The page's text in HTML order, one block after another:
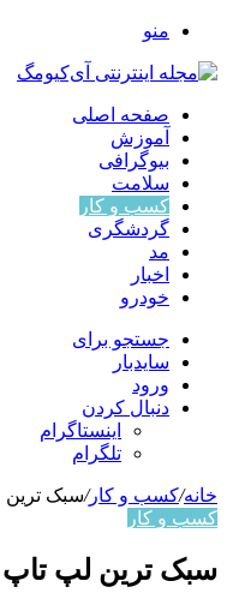
منو
صفحه اصلی
آموزش
بیوگرافی
سلامت
کسب و کار
گردشگری
مد
اخبار
خودرو
جستجو برای
سایدبار
ورود
دنبال کردن
اینستاگرام
تلگرام
خانه/کسب و کار/سبک ترین
کسب و کار
سبک ترین لپ تاپ